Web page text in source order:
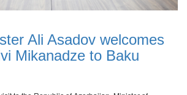
Ali Asadov welcomes
Mikanadze to Baku